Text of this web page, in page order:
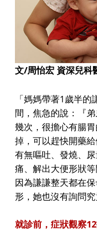
文/周怡宏 資深兒科
「媽媽帶著1歲半
間，焦急的說：『
幾次，很擔心有腸
掉，可以趕快開藥
有無嘔吐、發燒、
痛、解出大便形狀
因為謙謙整天都在
形，她也沒有詢問
就診前，症狀觀察